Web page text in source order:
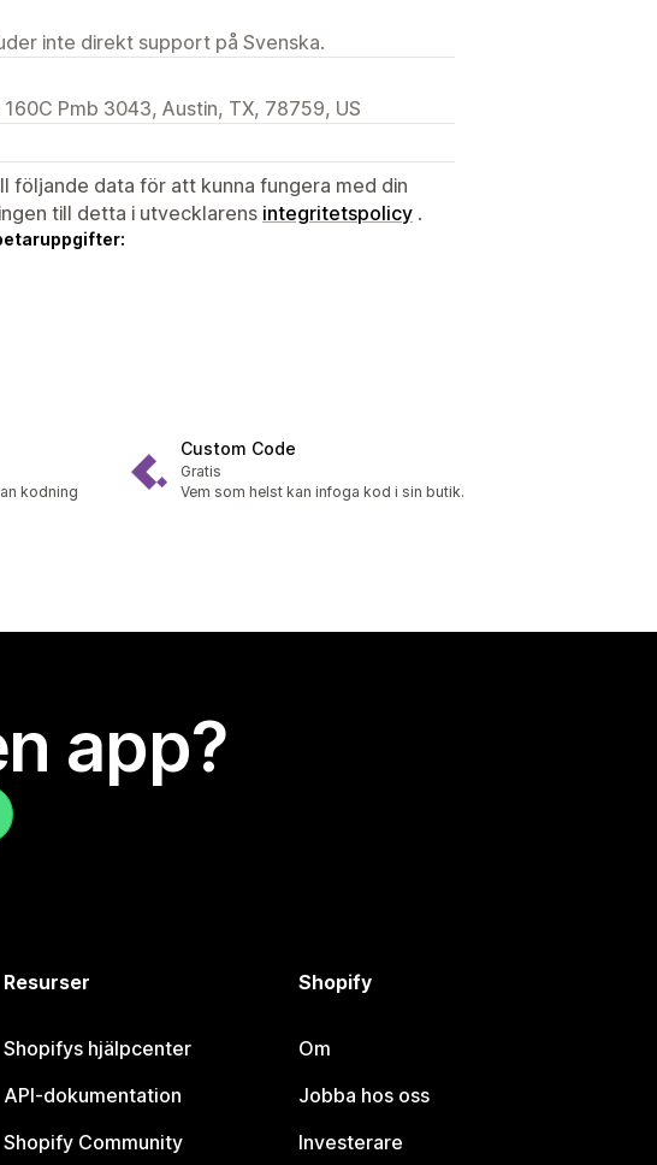
inte direkt support på Svenska.
Pmb 3043, Austin, TX, 78759, US
följande data för att kunna fungera med din
till detta i utvecklarens integritetspolicy .
kodning
Custom Code
Gratis
Vem som helst kan infoga kod i sin butik.
app?
Resurser
Shopifys hjälpcenter
API-dokumentation
Shopify Community
Shopify
Om
Jobba hos oss
Investerare